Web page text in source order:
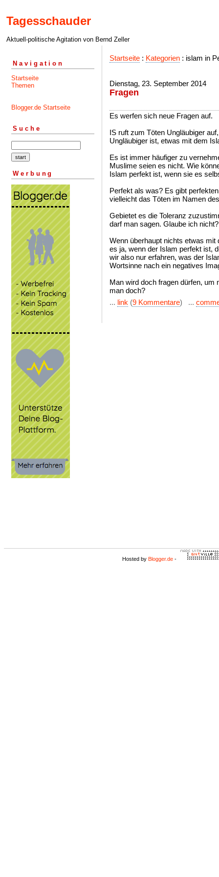
Tagesschauder
Aktuell-politische Agitation von Bernd Zeller
Navigation
Startseite
Themen
Blogger.de Startseite
Suche
Werbung
Startseite : Kategorien : islam in
Dienstag, 23. September 2014
Fragen
Es werfen sich neue Fragen auf.
IS ruft zum Töten Ungläubiger
Ungläubiger ist, etwas mit dem
Es ist immer häufiger zu
Muslime seien es nicht. Wie
Islam perfekt ist, wenn sie es
Perfekt als was? Es gibt
vielleicht das Töten im Namen
Gebietet es die Toleranz
darf man sagen. Glaube ich nicht?
Wenn überhaupt nichts etwas
es ja, wenn der Islam perfekt ist,
wir also nur erfahren, was der
Wortsinne nach ein negatives
Man wird doch fragen dürfen, um
man doch?
... link (9 Kommentare) ...
Hosted by Blogger.de -